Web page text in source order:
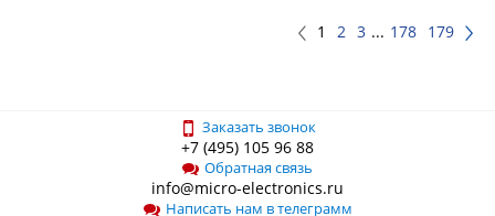
1 2 3 ... 178 179
Заказать звонок
+7 (495) 105 96 88
Обратная связь
info@micro-electronics.ru
Написать нам в телеграмм